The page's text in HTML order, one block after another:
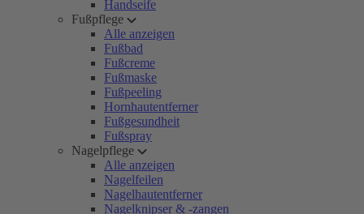
Handseife
Fußpflege
Alle anzeigen
Fußbad
Fußcreme
Fußmaske
Fußpeeling
Hornhautentferner
Fußgesundheit
Fußspray
Nagelpflege
Alle anzeigen
Nagelfeilen
Nagelhautentferner
Nagelknipser & -zangen